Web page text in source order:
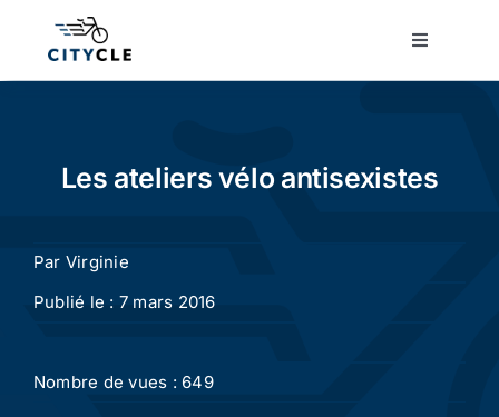
Toggle
Cyclisme urbain
Conseils
Les ateliers vélo antisexistes
Par Virginie
Publié le : 7 mars 2016
Nombre de vues : 649